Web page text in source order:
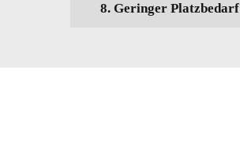
8. Geringer Platzbedarf